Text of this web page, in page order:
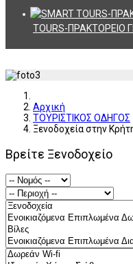
TOURS-ΠΡΑΚΤΟΡΕΙΟ
Αρχική
ΤΟΥΡΙΣΤΙΚΟΣ ΟΔΗΓΟΣ
Ξενοδοχεία στην
Βρείτε Ξενοδοχείο